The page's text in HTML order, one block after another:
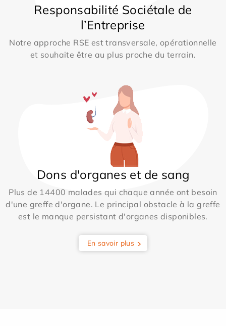
Responsabilité Sociétale de
l’Entreprise
Notre approche RSE est transversale, opérationnelle
et souhaite être au plus proche du terrain.
Dons d'organes et de sang
Plus de 14400 malades qui chaque année ont besoin
d'une greffe d'organe. Le principal obstacle à la greffe
est le manque persistant d'organes disponibles.
En savoir plus